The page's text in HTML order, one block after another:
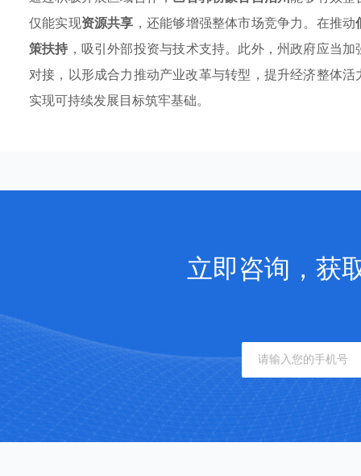
仅能实现资源共享 ，还能够增强整体市场竞争力。在推动
策扶持 ，吸引外部投资与技术支持。此外，州政府应当
对接，以形成合力推动产业改革与转型，提升经济整体
实现可持续发展目标筑牢基础。
立即咨询，获